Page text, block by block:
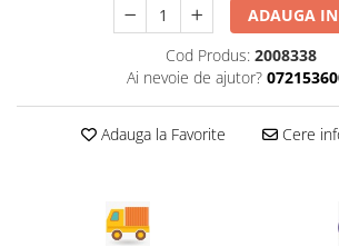
Picioare si rotile mobilier
Scurgatoare pentru vase
Scule si unelte
ADAUGA IN
Cod Produs: 2008338
Ai nevoie de ajutor?
Adauga la Favorite Cere